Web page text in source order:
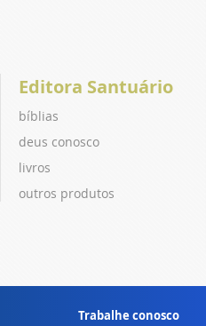
Editora Santuário
bíblias
deus conosco
livros
outros produtos
Trabalhe conosco